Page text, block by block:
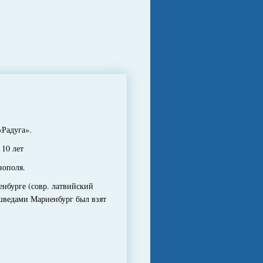
лет
(совр. латвийский
Мариенбург был взят